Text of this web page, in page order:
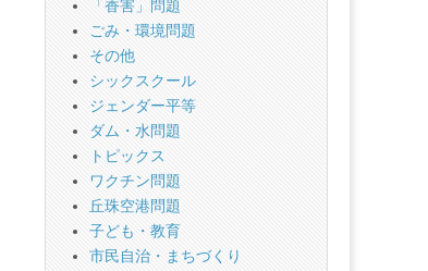
「香害」問題
ごみ・環境問題
その他
シックスクール
ジェンダー平等
ダム・水問題
トピックス
ワクチン問題
丘珠空港問題
子ども・教育
市民自治・まちづくり